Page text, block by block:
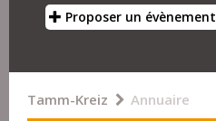
Proposer un évènement
Tamm-Kreiz Annuaire